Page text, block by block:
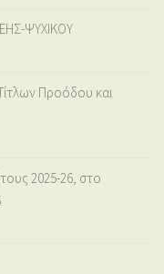
ΨΥΧΙΚΟΥ
Προόδου και
2025-26, στο